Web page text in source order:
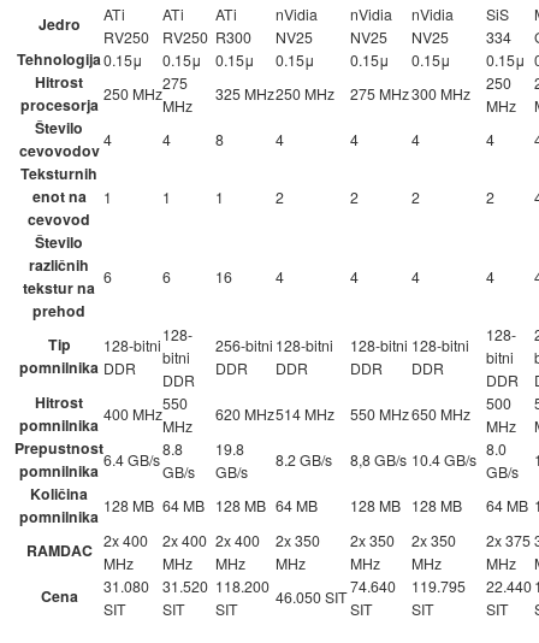
Jedro
ATi
RV250
ATi
RV250
ATi
R300
nVidia
NV25
nVidia
NV25
nVidia
NV25
SiS
334
Tehnologija0.15μ 0.15μ 0.15μ 0.15μ 0.15μ 0.15μ 0.15μ
Hitrost
procesorja
250 MHz
275
MHz
325 MHz250 MHz 275 MHz300 MHz
250
MHz
Število
cevovodov
4 4 8 4 4 4 4
Teksturnih
enot na
cevovod
1 1 1 2 2 2 2
Število
različnih
tekstur na
prehod
6 6 16 4 4 4 4
Tip
pomnilnika
128-bitni
DDR
128-
bitni
DDR
256-bitni
DDR
128-bitni
DDR
128-bitni
DDR
128-bitni
DDR
128-
bitni
DDR
Hitrost
pomnilnika
400 MHz
550
MHz
620 MHz514 MHz 550 MHz650 MHz
500
MHz
Prepustnost
pomnilnika
6.4 GB/s
8.8
GB/s
19.8
GB/s
8.2 GB/s 8,8 GB/s 10.4 GB/s
8.0
GB/s
Količina
pomnilnika
128 MB 64 MB 128 MB 64 MB 128 MB 128 MB 64 MB
RAMDAC 2x 400
MHz
2x 400
MHz
2x 400
MHz
2x 350
MHz
2x 350
MHz
2x 350
MHz
2x 375
MHz
Cena
31.080
SIT
31.520
SIT
118.200
SIT
46.050 SIT
74.640
SIT
119.795
SIT
22.440
SIT